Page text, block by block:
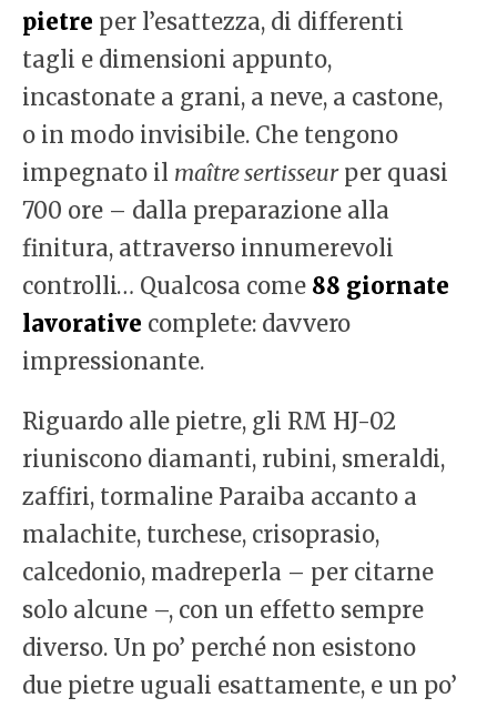
pietre per l’esattezza, di differenti
tagli e dimensioni appunto,
incastonate a grani, a neve, a castone,
o in modo invisibile. Che tengono
impegnato il maître sertisseurper quasi
700 ore – dalla preparazione alla
finitura, attraverso innumerevoli
controlli… Qualcosa come 88 giornate
lavorative complete: davvero
impressionante.
Riguardo alle pietre, gli RM HJ-02
riuniscono diamanti, rubini, smeraldi,
zaffiri, tormaline Paraiba accanto a
malachite, turchese, crisoprasio,
calcedonio, madreperla – per citarne
solo alcune –, con un effetto sempre
diverso. Un po’ perché non esistono
due pietre uguali esattamente, e un po’